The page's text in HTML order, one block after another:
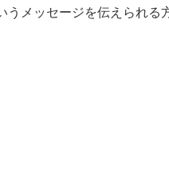
うメッセージを伝えられる